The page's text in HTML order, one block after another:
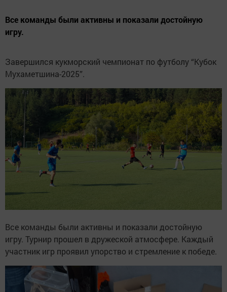
Все команды были активны и показали достойную
игру.
Завершился кукморский чемпионат по футболу “Кубок
Мухаметшина-2025”.
Все команды были активны и показали достойную
игру. Турнир прошел в дружеской атмосфере. Каждый
участник игр проявил упорство и стремление к победе.